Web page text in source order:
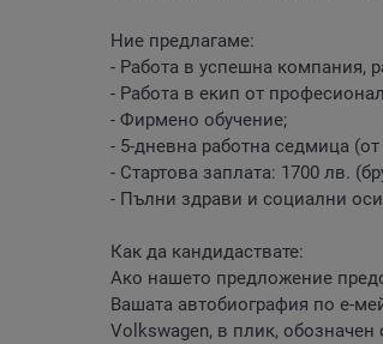
Ние предлагаме:
- Работа в успешна компания,
- Работа в екип от
- Фирмено обучение;
- 5-дневна работна седмица
- Стартова заплата: 1700 лв.
- Пълни здрави и социални
Как да кандидаствате:
Ако нашето предложение
Вашата автобиография по е-
Volkswagen, в плик, обозначен